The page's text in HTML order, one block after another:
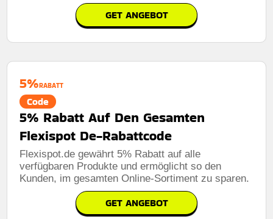
GET ANGEBOT
5%RABATT
Code
5% Rabatt Auf Den Gesamten
Flexispot De-Rabattcode
Flexispot.de gewährt 5% Rabatt auf alle
verfügbaren Produkte und ermöglicht so den
Kunden, im gesamten Online-Sortiment zu sparen.
GET ANGEBOT